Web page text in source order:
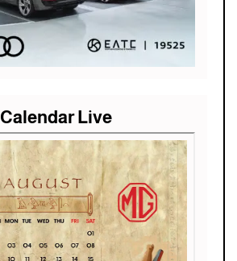
Calendar Live